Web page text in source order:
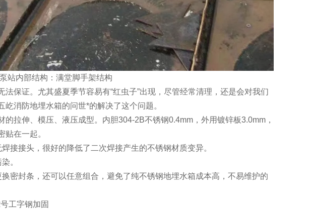
站内部结构：满堂脚手架结构
保证。尤其盛夏季节容易有“红虫子”出现，尽管经常清理，还是会对我们
消防地埋水箱的问世*的解决了这个问题。
拉伸、模压、液压成型。内胆304-2B不锈钢0.4mm，外用镀锌板3.0mm，
在一起。
接接头，很好的降低了二次焊接产生的不锈钢材质变异。
。
密封条，还可以任意组合，避免了纯不锈钢地埋水箱成本高，不易维护的
工字钢加固